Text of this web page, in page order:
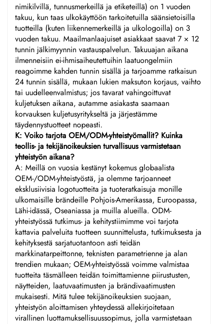
nimikilvillä, tunnusmerkeillä ja etiketeillä) on 1 vuoden
takuu, kun taas ulkokäyttöön tarkoitetuilla säänsietoisilla
tuotteilla (kuten liikennemerkeillä ja ulkologoilla) on 3
vuoden takuu. Maailmanlaajuiset asiakkaat saavat 7 × 12
tunnin jälkimyynnin vastauspalvelun. Takuuajan aikana
ilmenneisiin ei-ihmisaiheutettuihin laatuongelmiin
reagoimme kahden tunnin sisällä ja tarjoamme ratkaisun
24 tunnin sisällä, mukaan lukien maksuton korjaus, vaihto
tai uudelleenvalmistus; jos tavarat vahingoittuvat
kuljetuksen aikana, autamme asiakasta saamaan
korvauksen kuljetusyritykseltä ja järjestämme
täydennystuotteet nopeasti.
K: Voiko tarjota OEM/ODM-yhteistyömallit? Kuinka
teollis- ja tekijänoikeuksien turvallisuus varmistetaan
yhteistyön aikana?
A: Meillä on vuosia kestänyt kokemus globaalista
OEM-/ODM-yhteistyöstä, ja olemme tarjoanneet
eksklusiivisia logotuotteita ja tuoteratkaisuja monille
ulkomaisille brändeille Pohjois-Amerikassa, Euroopassa,
Lähi-idässä, Oseaniassa ja muilla alueilla. ODM-
yhteistyössä tutkimus- ja kehitystiimimme voi tarjota
kattavia palveluita tuotteen suunnittelusta, tutkimuksesta ja
kehityksestä sarjatuotantoon asti teidän
markkinatarpeittonne, teknisten parametrienne ja alan
trendien mukaan; OEM-yhteistyössä voimme valmistaa
tuotteita täsmälleen teidän toimittamienne piirustusten,
näytteiden, laatuvaatimusten ja brändivaatimusten
mukaisesti. Mitä tulee tekijänoikeuksien suojaan,
yhteistyön aloittamisen yhteydessä allekirjoitetaan
virallinen luottamuksellisuussopimus, jolla varmistetaan